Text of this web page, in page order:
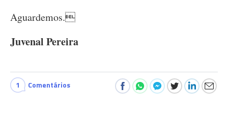
Aguardemos.
Juvenal Pereira
1 Comentários